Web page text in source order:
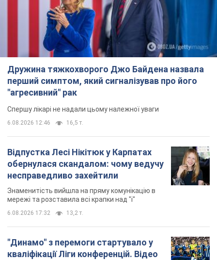
Дружина тяжкохворого Джо Байдена назвала
перший симптом, який сигналізував про його
"агресивний" рак
Спершу лікарі не надали цьому належної уваги
6.08.2026 12:46 16,5 т.
Відпустка Лесі Нікітюк у Карпатах
обернулася скандалом: чому ведучу
несправедливо захейтили
Знаменитість вийшла на пряму комунікацію в
мережі та розставила всі крапки над "і"
6.08.2026 17:32 13,2 т.
"Динамо" з перемоги стартувало у
кваліфікації Ліги конференцій. Відео